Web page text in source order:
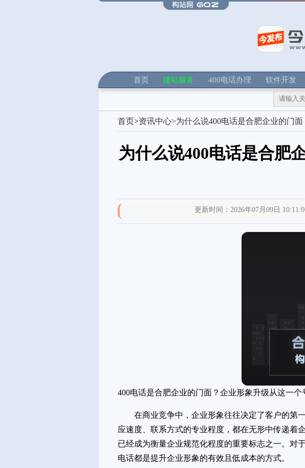
首页 建站服务 400电话办理 软件开发
首页>资讯中心>为什么说400电话是合肥企业的门
为什么说400电话是合肥
更新时间：2026年07月09日
400电话是合肥企业的门面？企业形象升级从这一个
在商业竞争中，企业形象往往决定了客户的第
应速度、联系方式的专业程度，都在无形中传递着
已经成为衡量企业规范化程度的重要标志之一。对
电话都是提升企业形象的有效且低成本的方式。